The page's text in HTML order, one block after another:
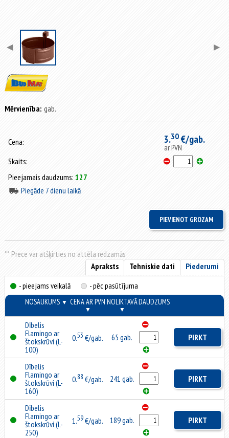
◀ ▶
Mērvienība: gab.
Cena: 3.30€/gab.
ar PVN
Skaits:
Pieejamais daudzums: 127
Piegāde 7 dienu laikā
** Prece var atšķirties no attēla redzamās
Piederumi
Tehniskie dati
Apraksts
- pieejams veikalā
- pēc pasūtījuma
NOSAUKUMS ▼ CENA AR PVN
▼
NOLIKTAVĀ
▼
DAUDZUMS
Dībelis
Flamingo ar
štokskrūvi (L-
100)
0.53 €/gab. 65 gab. PIRKT
Dībelis
Flamingo ar
štokskrūvi (L-
160)
0.88 €/gab. 241 gab. PIRKT
Dībelis
Flamingo ar
štokskrūvi (L-
250)
1.59€/gab. 189 gab. PIRKT